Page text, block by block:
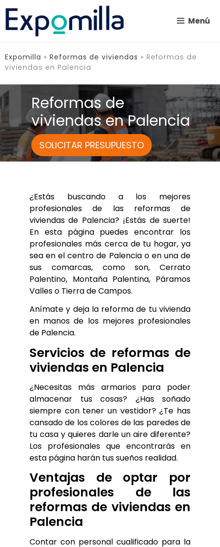
Saltar
contenido
Menú
Expomilla » Reformas de viviendas » Reformas de
viviendas en Palencia
Reformas de
viviendas en Palencia
SOLICITAR PRESUPUESTO
¿Estás buscando a los mejores
profesionales de las reformas de
viviendas de Palencia? ¡Estás de suerte!
En esta página puedes encontrar los
profesionales más cerca de tu hogar, ya
sea en el centro de Palencia o en una de
sus comarcas, como son, Cerrato
Palentino, Montaña Palentina, Páramos
Valles o Tierra de Campos.
Anímate y deja la reforma de tu vivienda
en manos de los mejores profesionales
de Palencia.
Servicios de reformas de
viviendas en Palencia
¿Necesitas más armarios para poder
almacenar tus cosas? ¿Has soñado
siempre con tener un vestidor? ¿Te has
cansado de los colores de las paredes de
tu casa y quieres darle un aire diferente?
Los profesionales que encontrarás en
esta página harán tus sueños realidad.
Ventajas de optar por
profesionales de las
reformas de viviendas en
Palencia